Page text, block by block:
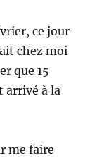
ce jour
chez moi
que 15
arrivé à la
me faire